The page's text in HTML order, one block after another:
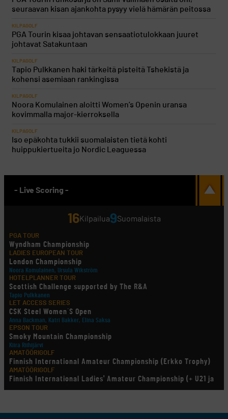
seuraavan kisan ajankohta pysyy vielä hämärän peitossa
KILPAGOLF
PGA Tourin kisaa johtavan sensaatiotulokkaan juuret
johtavat Satakuntaan
KILPAGOLF
Tapio Pulkkanen haki tärkeitä pisteitä Tshekistä ja
kohensi asemiaan rankingissa
KILPAGOLF
Noora Komulainen aloitti Women’s Openin uransa
kovimmalla major-kierroksella
KILPAGOLF
Iso epäkohta tukkii suomalaisten tietä kohti
huippukiertueita jo Nordic Leaguessa
- Live Scoring -
16Kilpailua9Suomalaista
PGA TOUR
Wyndham Championship
LADIES EUROPEAN TOUR
London Championship
Noora Komulainen, Ursula Wikström
HOTELPLANNER TOUR
Scottish Challenge supported by The R&A
Tapio Pulkkanen
LET ACCESS SERIES
CSK Steel Women´S Open
Anna Backman, Katri Bakker, Elina Saksa
EPSON TOUR
Smoky Mountain Championship
Kiira Riihijärvi
AMATÖÖRIGOLF
Finnish International Amateur Championship (Erkko Trophy)
AMATÖÖRIGOLF
Finnish International Ladies' Amateur Championship (+ U21 ja
U18/FJT/Aulanko)
LEGENDS TOUR